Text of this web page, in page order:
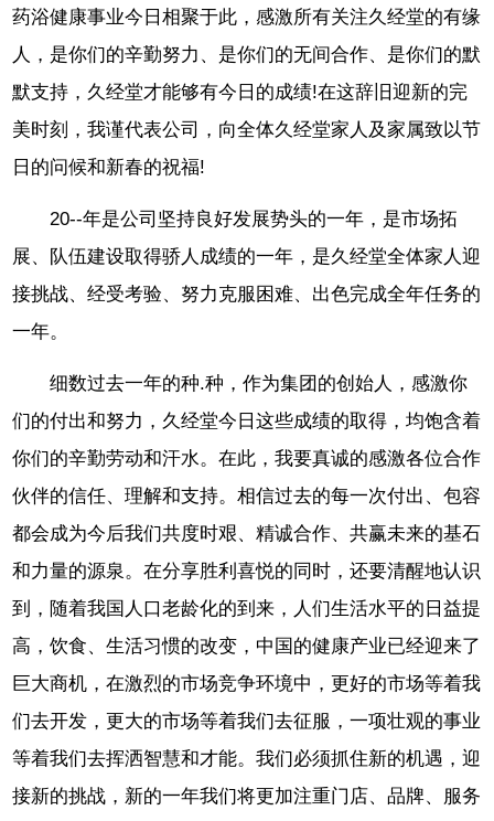
药浴健康事业今日相聚于此，感激所有关注久经堂的有缘
人，是你们的辛勤努力、是你们的无间合作、是你们的默
默支持，久经堂才能够有今日的成绩!在这辞旧迎新的完
美时刻，我谨代表公司，向全体久经堂家人及家属致以节
日的问候和新春的祝福!
20--年是公司坚持良好发展势头的一年，是市场拓
展、队伍建设取得骄人成绩的一年，是久经堂全体家人迎
接挑战、经受考验、努力克服困难、出色完成全年任务的
一年。
细数过去一年的种.种，作为集团的创始人，感激你
们的付出和努力，久经堂今日这些成绩的取得，均饱含着
你们的辛勤劳动和汗水。在此，我要真诚的感激各位合作
伙伴的信任、理解和支持。相信过去的每一次付出、包容
都会成为今后我们共度时艰、精诚合作、共赢未来的基石
和力量的源泉。在分享胜利喜悦的同时，还要清醒地认识
到，随着我国人口老龄化的到来，人们生活水平的日益提
高，饮食、生活习惯的改变，中国的健康产业已经迎来了
巨大商机，在激烈的市场竞争环境中，更好的市场等着我
们去开发，更大的市场等着我们去征服，一项壮观的事业
等着我们去挥洒智慧和才能。我们必须抓住新的机遇，迎
接新的挑战，新的一年我们将更加注重门店、品牌、服务